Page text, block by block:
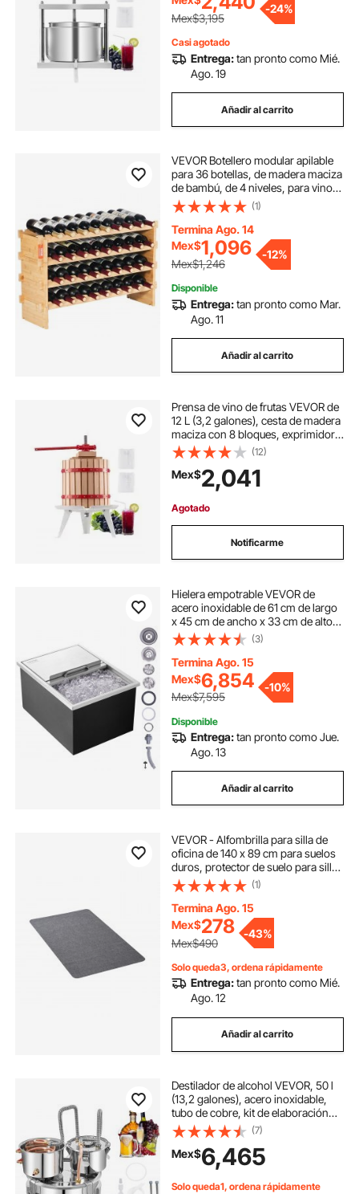
Mex$3,195
-24%
Casi agotado
Entrega:tan pronto como Mié.
Ago. 19
Añadir al carrito
VEVOR Botellero modular apilable
para 36 botellas, de madera maciza
de bambú, de 4 niveles, para vino,
expositor independiente, para
cocina, bar y bodega (color natural)
(1)
Termina Ago. 14
Mex$1,096
Mex$1,246
-12%
Disponible
Entrega:tan pronto como Mar.
Ago. 11
Añadir al carrito
Prensa de vino de frutas VEVOR de
12 L (3,2 galones), cesta de madera
maciza con 8 bloques, exprimidor
manual resistente, prensa para
sidra, tintura de manzana y uva,
miel, aceite de oliva, con asa para
cocina y hogar.
(12)
Mex$2,041
Agotado
Notificarme
Hielera empotrable VEVOR de
acero inoxidable de 61 cm de largo
x 45 cm de ancho x 33 cm de alto,
depósito de hielo comercial con
tapa deslizante, barra de hielo para
cocina al aire libre de 40,9 qt, tubo y
tapón de drenaje incluidos, para
vino frío y cerveza.
(3)
Termina Ago. 15
Mex$6,854
Mex$7,595
-10%
Disponible
Entrega:tan pronto como Jue.
Ago. 13
Añadir al carrito
VEVOR - Alfombrilla para silla de
oficina de 140 x 89 cm para suelos
duros, protector de suelo para sillas
con ruedas, superficie de poliéster,
antideslizante y fácil de limpiar, se
desliza suavemente debajo del
escritorio para el hogar y la oficina
(gris oscuro)
(1)
Termina Ago. 15
Mex$278
Mex$490
-43%
Solo queda3, ordena rápidamente
Entrega:tan pronto como Mié.
Ago. 12
Añadir al carrito
Destilador de alcohol VEVOR, 50 l
(13,2 galones), acero inoxidable,
tubo de cobre, kit de elaboración
casera con termómetro integrado
para whisky, vino y brandy, color
plateado
(7)
Mex$6,465
Solo queda1, ordena rápidamente